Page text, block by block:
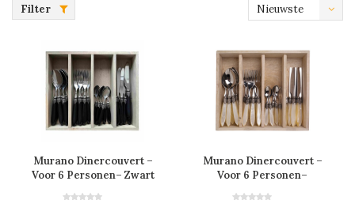
Filter
Nieuwste
Murano Dinercouvert –
Voor 6 Personen– Zwart
Murano Dinercouvert –
Voor 6 Personen–